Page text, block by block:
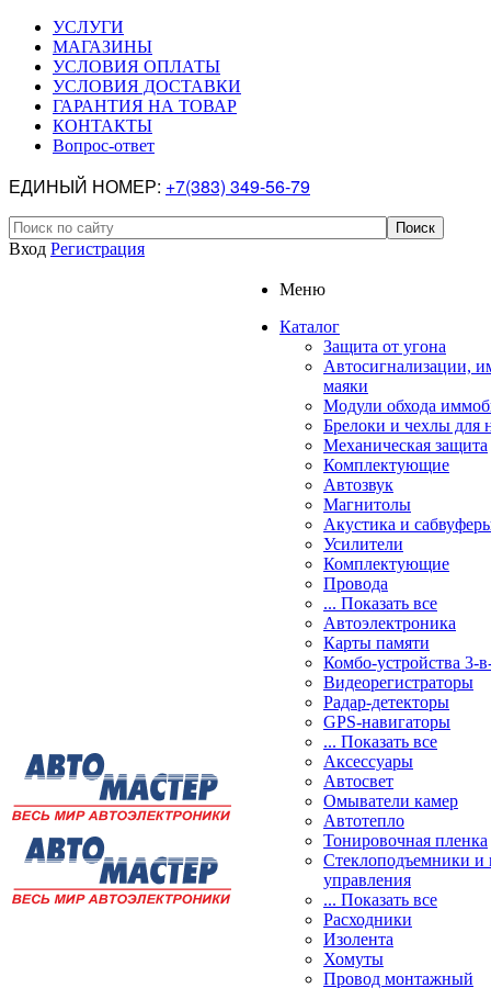
УСЛУГИ
МАГАЗИНЫ
УСЛОВИЯ ОПЛАТЫ
УСЛОВИЯ ДОСТАВКИ
ГАРАНТИЯ НА ТОВАР
КОНТАКТЫ
Вопрос-ответ
ЕДИНЫЙ НОМЕР: +7(383) 349-56-79
Вход Регистрация
Меню
Каталог
Защита от угона
Автосигнализации,
маяки
Модули обхода
Брелоки и чехлы для
Механическая защита
Комплектующие
Автозвук
Магнитолы
Акустика и
Усилители
Комплектующие
Провода
... Показать все
Автоэлектроника
Карты памяти
Комбо-устройства 3-
Видеорегистраторы
Радар-детекторы
GPS-навигаторы
... Показать все
Аксессуары
Автосвет
Омыватели камер
Автотепло
Тонировочная пленка
Стеклоподъемники и
управления
... Показать все
Расходники
Изолента
Хомуты
Провод монтажный